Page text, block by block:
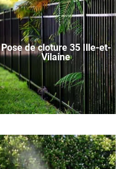
Pose de cloture 35 Ille-et-
Vilaine